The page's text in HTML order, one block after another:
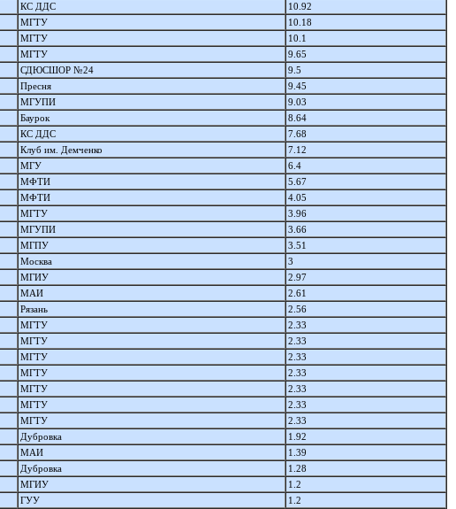
КС ДДС
10.92
МГТУ
10.18
МГТУ
10.1
МГТУ
9.65
СДЮСШОР №24
9.5
Пресня
9.45
МГУПИ
9.03
Баурок
8.64
КС ДДС
7.68
Клуб им. Демченко
7.12
МГУ
6.4
МФТИ
5.67
МФТИ
4.05
МГТУ
3.96
МГУПИ
3.66
МГПУ
3.51
Москва
3
МГИУ
2.97
МАИ
2.61
Рязань
2.56
МГТУ
2.33
МГТУ
2.33
МГТУ
2.33
МГТУ
2.33
МГТУ
2.33
МГТУ
2.33
МГТУ
2.33
Дубровка
1.92
МАИ
1.39
Дубровка
1.28
МГИУ
1.2
ГУУ 1.2